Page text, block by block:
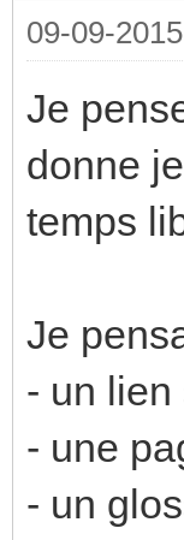
-- Set
-- Set
--
--
--
-- *
--
--
09-09-
Je
donne
temps
Je
- un
- une
- un